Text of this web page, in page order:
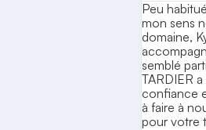
Peu
mon sens
domaine,
semblé
TARDIER
confiance
à faire à
pour votre